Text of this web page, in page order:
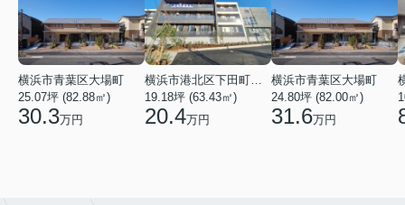
横浜市青葉区大場町
25.07坪 (82.88㎡)
30.3万円
19.18坪 (63.43㎡)
20.4万円
横浜市青葉区大場町
24.80坪 (82.00㎡)
31.6万円